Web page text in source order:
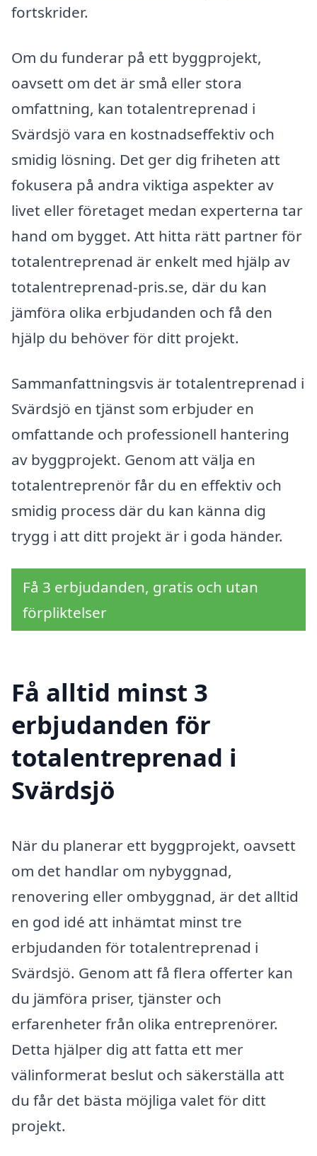
fortskrider.
Om du funderar på ett byggprojekt,
oavsett om det är små eller stora
omfattning, kan totalentreprenad i
Svärdsjö vara en kostnadseffektiv och
smidig lösning. Det ger dig friheten att
fokusera på andra viktiga aspekter av
livet eller företaget medan experterna tar
hand om bygget. Att hitta rätt partner för
totalentreprenad är enkelt med hjälp av
totalentreprenad-pris.se, där du kan
jämföra olika erbjudanden och få den
hjälp du behöver för ditt projekt.
Sammanfattningsvis är totalentreprenad i
Svärdsjö en tjänst som erbjuder en
omfattande och professionell hantering
av byggprojekt. Genom att välja en
totalentreprenör får du en effektiv och
smidig process där du kan känna dig
trygg i att ditt projekt är i goda händer.
Få 3 erbjudanden, gratis och utan
förpliktelser
Få alltid minst 3
erbjudanden för
totalentreprenad i
Svärdsjö
När du planerar ett byggprojekt, oavsett
om det handlar om nybyggnad,
renovering eller ombyggnad, är det alltid
en god idé att inhämtat minst tre
erbjudanden för totalentreprenad i
Svärdsjö. Genom att få flera offerter kan
du jämföra priser, tjänster och
erfarenheter från olika entreprenörer.
Detta hjälper dig att fatta ett mer
välinformerat beslut och säkerställa att
du får det bästa möjliga valet för ditt
projekt.